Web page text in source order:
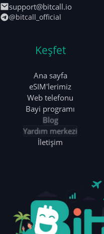
support@bitcall.io
@bitcall_official
Keşfet
Ana sayfa
eSIM'lerimiz
Web telefonu
Bayi programı
Blog
Yardım merkezi
İletişim